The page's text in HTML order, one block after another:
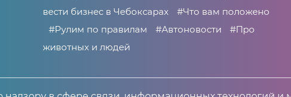
вести бизнес в Чебоксарах
#Что вам положено
#Рулим по правилам
#Автоновости
#Про
животных и людей